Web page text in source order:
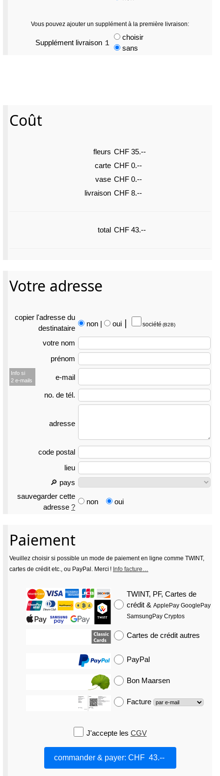
Vous pouvez ajouter un supplément à la première livraison:
Supplément livraison １
choisir
sans
Coût
fleurs CHF 35.--
carte CHF 0.--
vase CHF 0.--
livraison CHF 8.--
total CHF 43.--
Votre adresse
copier l'adresse du
destina­taire
non | oui société (B2B)
votre nom
prénom
Info si
2 e-mails
e-mail
no. de tél.
adresse
code postal
lieu
🔎 pays
sauvegarder cette
adresse ?
non oui
Paiement
Veuillez choisir si possible un mode de paiement en ligne comme TWINT,
cartes de crédit etc., ou PayPal. Merci ! Info facture…
TWINT, PF, Cartes de
crédit & ApplePay GooglePay
SamsungPay Cryptos
Cartes de crédit autres
PayPal
Bon Maarsen
Facture
J'accepte les CGV